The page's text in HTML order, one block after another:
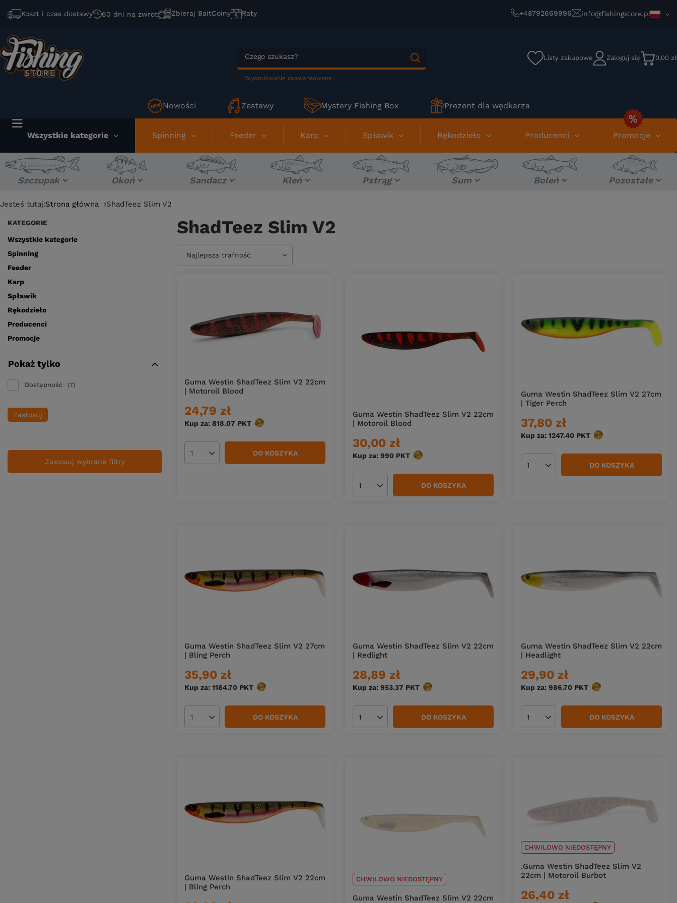
Koszt i czas dostawy 60 dni na zwrot Zbieraj BaitCoiny Raty +48792669996 info@fishingstore.pl
Wyszukiwanie zaawansowane
Listy zakupowe Zaloguj się 0,00 zł
Nowości Zestawy Mystery Fishing Box Prezent dla wędkarza
Wszystkie kategorie Spinning Feeder Karp Spławik Rękodzieło Producenci Promocje
Szczupak Okoń Sandacz Kleń Pstrąg Sum Boleń Pozostałe
Jesteś tutaj:Strona główna ShadTeez Slim V2
KATEGORIE
Wszystkie kategorie
Spinning
Feeder
Karp
Spławik
Rękodzieło
Producenci
Promocje
Pokaż tylko
Dostępność 7
Zastosuj
Zastosuj wybrane filtry
ShadTeez Slim V2
Zmień sortowanie
Najlepsza trafność
Guma Westin ShadTeez Slim V2 22cm
| Motoroil Blood
24,79 zł
Kup za: 818.07 PKT punktów
Ilość produktów DO KOSZYKA
Guma Westin ShadTeez Slim V2 22cm
| Motoroil Blood
30,00 zł
Kup za: 990 PKT punktów
Ilość produktów DO KOSZYKA
Guma Westin ShadTeez Slim V2 27cm
| Tiger Perch
37,80 zł
Kup za: 1247.40 PKT punktów
Ilość produktów DO KOSZYKA
Guma Westin ShadTeez Slim V2 27cm
| Bling Perch
35,90 zł
Kup za: 1184.70 PKT punktów
Ilość produktów DO KOSZYKA
Guma Westin ShadTeez Slim V2 22cm
| Redlight
28,89 zł
Kup za: 953.37 PKT punktów
Ilość produktów DO KOSZYKA
Guma Westin ShadTeez Slim V2 22cm
| Headlight
29,90 zł
Kup za: 986.70 PKT punktów
Ilość produktów DO KOSZYKA
Guma Westin ShadTeez Slim V2 22cm
| Bling Perch
CHWILOWO NIEDOSTĘPNY
Guma Westin ShadTeez Slim V2 22cm
CHWILOWO NIEDOSTĘPNY
.Guma Westin ShadTeez Slim V2
22cm | Motoroil Burbot
26,40 zł